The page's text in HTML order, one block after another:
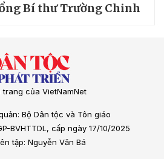
Bí thư Trường Chinh
trang của VietNamNet
Bộ Dân tộc và Tôn giáo
BVHTTDL, cấp ngày 17/10/2025
tập: Nguyễn Văn Bá